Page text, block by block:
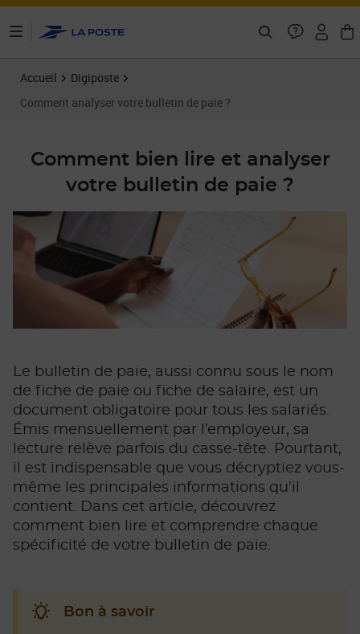
Accueil
Digiposte
Comment analyser votre bulletin de paie ?
Comment bien lire et analyser
votre bulletin de paie ?
Le bulletin de paie, aussi connu sous le nom
de fiche de paie ou fiche de salaire, est un
document obligatoire pour tous les salariés.
Émis mensuellement par l’employeur, sa
lecture relève parfois du casse-tête. Pourtant,
il est indispensable que vous décryptiez vous-
même les principales informations qu’il
contient. Dans cet article, découvrez
comment bien lire et comprendre chaque
spécificité de votre bulletin de paie.
Bon à savoir